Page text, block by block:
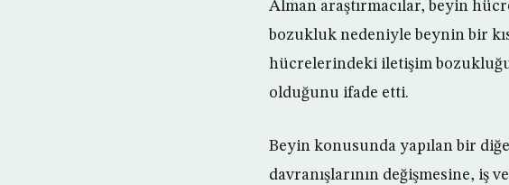
Alman araştırmacılar, beyin
bozukluk nedeniyle beynin bir
hücrelerindeki iletişim
olduğunu ifade etti.
Beyin konusunda yapılan bir
davranışlarının değişmesine, iş